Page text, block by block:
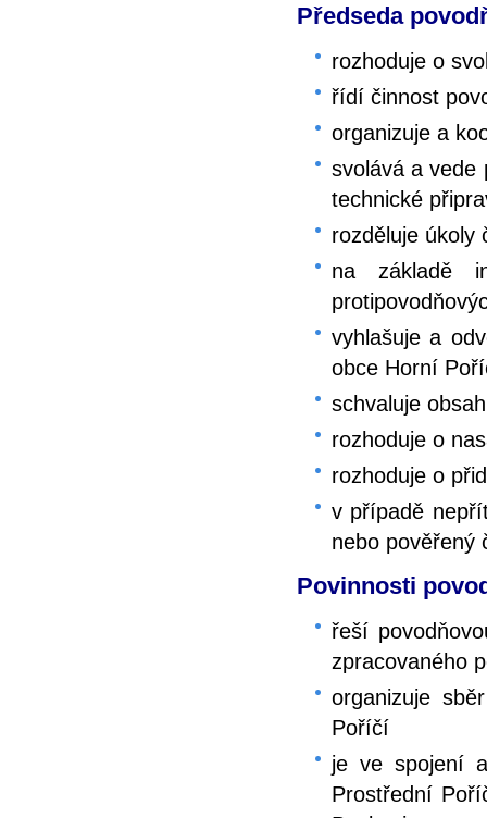
Předseda
rozhoduje o
řídí činnost
organizuje a
svolává a vede
technické
rozděluje úkoly
na základě
vyhlašuje a
obce Horní
schvaluje
rozhoduje o
rozhoduje o
v případě
nebo pověřený
Povinnosti
řeší
zpracovaného
organizuje
Poříčí
je ve spojení
Prostřední